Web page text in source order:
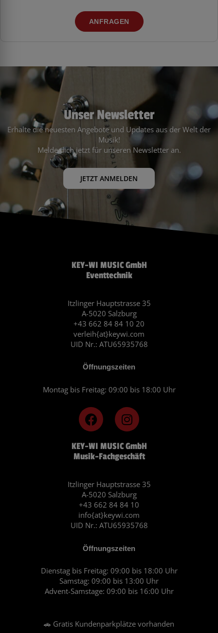
ANFRAGEN
Unser Newsletter
Erhalte die neuesten Angebote und Updates aus der Welt der
Musik!
Melde dich jetzt für unseren Newsletter an.
JETZT ANMELDEN
KEY-WI MUSIC GmbH
Musik-Fachgeschäft
Itzlinger Hauptstrasse 35
A-5020 Salzburg
+43 662 84 84 10
info{at}keywi.com
UID Nr.: ATU65935768
Öffnungszeiten
Dienstag bis Freitag: 09:00 bis 18:00 Uhr
Samstag: 09:00 bis 13:00 Uhr
Advent-Samstage: 09:00 bis 16:00 Uhr
🚗 Gratis Kundenparkplätze vorhanden
F
a
c
e
b
o
k
I
n
s
t
a
r
a
m
KEY-WI MUSIC GmbH
Eventtechnik
Itzlinger Hauptstrasse 35
A-5020 Salzburg
+43 662 84 84 10 20
verleih{at}keywi.com
UID Nr.: ATU65935768
Öffnungszeiten
Montag bis Freitag: 09:00 bis 18:00 Uhr